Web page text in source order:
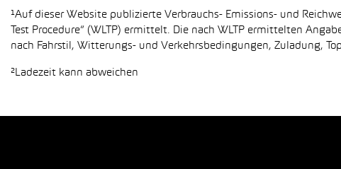
¹Auf dieser Website publizierte Verbrauchs- Emissions- und
Test Procedure“ (WLTP) ermittelt. Die nach WLTP ermittelten
nach Fahrstil, Witterungs- und Verkehrsbedingungen, Zuladung,
²Ladezeit kann abweichen